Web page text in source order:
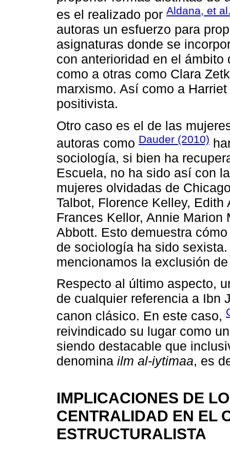
es el realizado por Aldana, et
autoras un esfuerzo para
asignaturas donde se
con anterioridad en el
como a otras como Clara
marxismo. Así como a
positivista.
Otro caso es el de las
autoras como Dauder (2010)
sociología, si bien ha
Escuela, no ha sido así con
mujeres olvidadas de
Talbot, Florence Kelley,
Frances Kellor, Annie
Abbott. Esto demuestra
de sociología ha sido
mencionamos la exclusión
Respecto al último aspecto,
de cualquier referencia a Ibn
canon clásico. En este caso,
reivindicado su lugar como
siendo destacable que
denomina ilm al-iytimaa, es
IMPLICACIONES DE
CENTRALIDAD EN EL
ESTRUCTURALISTA